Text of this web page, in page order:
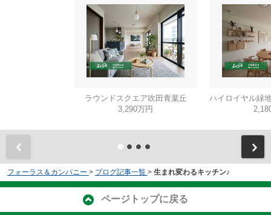
ラウンドスクエア吹田青葉丘
3,290万円
ハイロイヤル緑
フォーラス＆カンパニー > ブログ記事一覧 > 生まれ変わるキッチン♪
ページトップに戻る